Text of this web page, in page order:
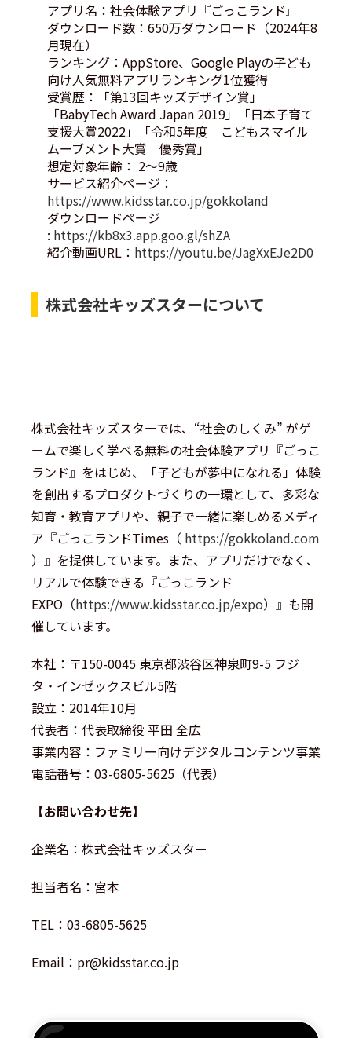
アプリ名：社会体験アプリ『ごっこランド』
ダウンロード数：650万ダウンロード（2024年8
月現在）
ランキング：AppStore、Google Playの子ども
向け人気無料アプリランキング1位獲得
受賞歴：「第13回キッズデザイン賞」
「BabyTech Award Japan 2019」「日本子育て
支援大賞2022」「令和5年度 こどもスマイル
ムーブメント大賞 優秀賞」
想定対象年齢： 2～9歳
サービス紹介ページ：
https://www.kidsstar.co.jp/gokkoland
ダウンロードページ
: https://kb8x3.app.goo.gl/shZA
紹介動画URL： https://youtu.be/JagXxEJe2D0
株式会社キッズスターについて
株式会社キッズスターでは、“社会のしくみ” がゲ
ームで楽しく学べる無料の社会体験アプリ『ごっこ
ランド』をはじめ、「子どもが夢中になれる」体験
を創出するプロダクトづくりの一環として、多彩な
知育・教育アプリや、親子で一緒に楽しめるメディ
ア『ごっこランドTimes（ https://gokkoland.com
）』を提供しています。また、アプリだけでなく、
リアルで体験できる『ごっこランド
EXPO（https://www.kidsstar.co.jp/expo）』も開
催しています。
本社：〒150-0045 東京都渋谷区神泉町9-5 フジ
タ・インゼックスビル5階
設立：2014年10月
代表者：代表取締役 平田 全広
事業内容：ファミリー向けデジタルコンテンツ事業
電話番号：03-6805-5625（代表）
【お問い合わせ先】
企業名：株式会社キッズスター
担当者名：宮本
TEL：03-6805-5625
Email：pr@kidsstar.co.jp